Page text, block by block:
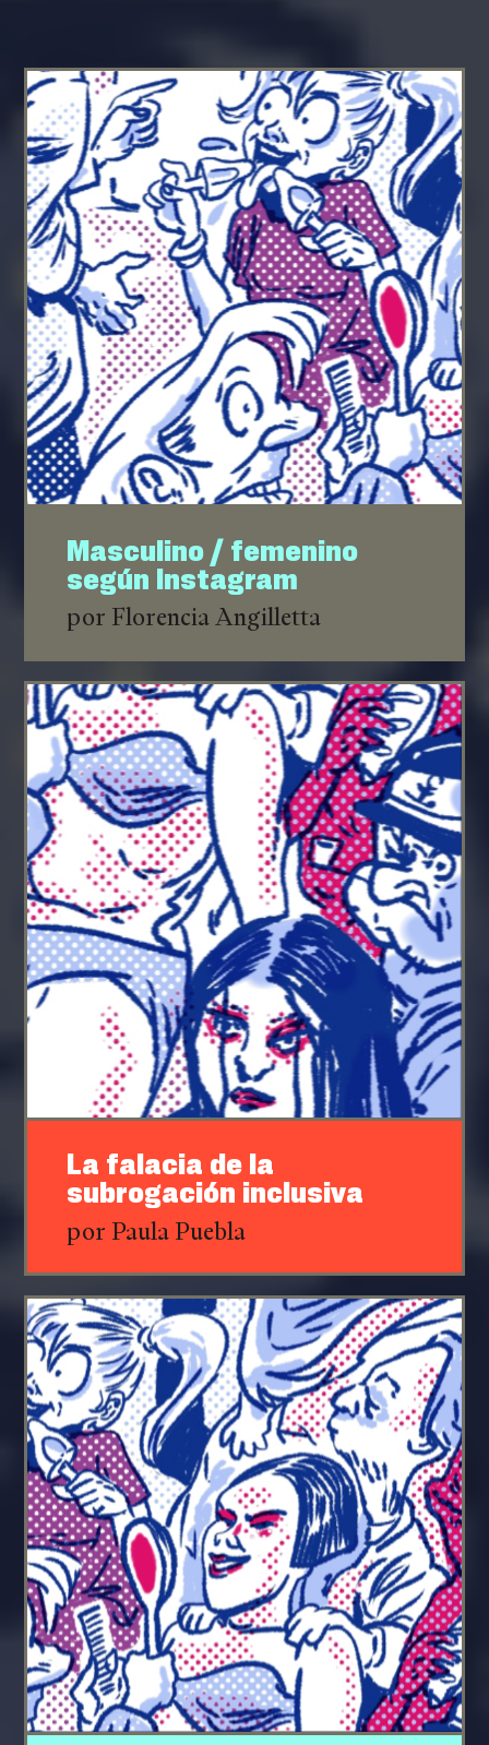
Masculino / femenino
según Instagram
por Florencia Angilletta
La falacia de la
subrogación inclusiva
por Paula Puebla